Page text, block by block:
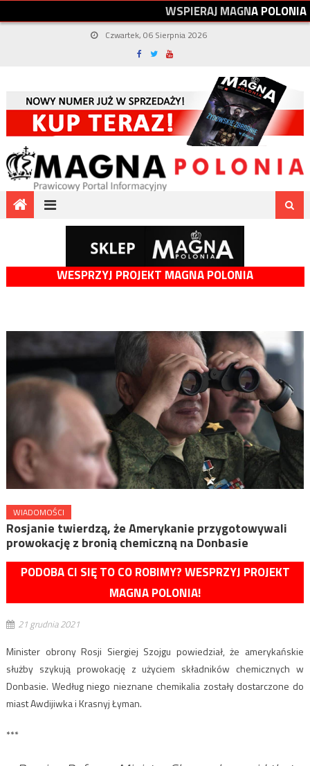
WSPIERAJMAGNAPOLONIA
Czwartek, 06 Sierpnia 2026
WESPRZYJ PROJEKT MAGNA POLONIA
WIADOMOŚCI
Rosjanie twierdzą, że Amerykanie przygotowywali
prowokację z bronią chemiczną na Donbasie
PODOBA CI SIĘ TO CO ROBIMY? WESPRZYJ PROJEKT
MAGNA POLONIA!
21 grudnia 2021
Minister obrony Rosji Siergiej Szojgu powiedział, że amerykańskie
służby szykują prowokację z użyciem składników chemicznych w
Donbasie. Według niego nieznane chemikalia zostały dostarczone do
miast Awdijiwka i Krasnyj Łyman.
***